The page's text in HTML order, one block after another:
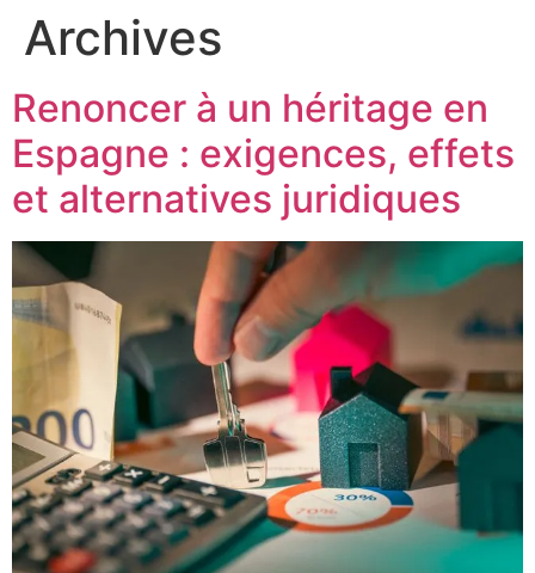
Archives
Renoncer à un héritage en
Espagne : exigences, effets
et alternatives juridiques